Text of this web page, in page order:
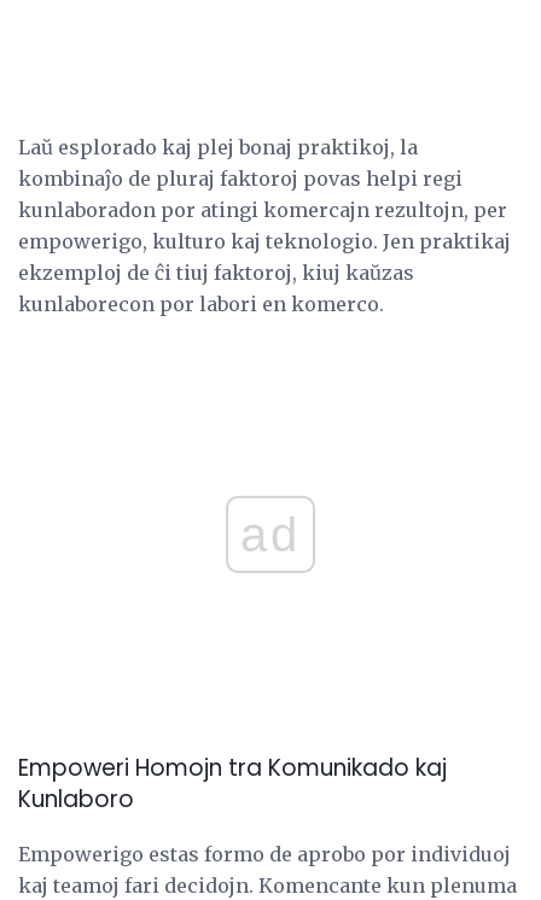
Laŭ esplorado kaj plej bonaj praktikoj, la
kombinaĵo de pluraj faktoroj povas helpi regi
kunlaboradon por atingi komercajn rezultojn, per
empowerigo, kulturo kaj teknologio. Jen praktikaj
ekzemploj de ĉi tiuj faktoroj, kiuj kaŭzas
kunlaborecon por labori en komerco.
ad
Empoweri Homojn tra Komunikado kaj
Kunlaboro
Empowerigo estas formo de aprobo por individuoj
kaj teamoj fari decidojn. Komencante kun plenuma